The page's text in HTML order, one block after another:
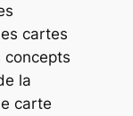
cartes
concepts
la
carte